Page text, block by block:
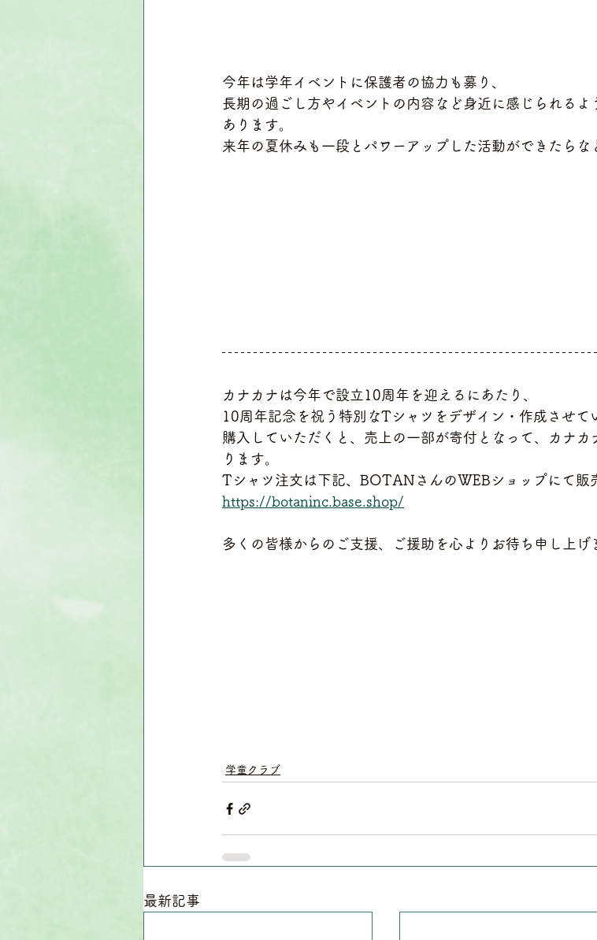
今年は学年イベントに保護者の協力も募り、
長期の過ごし方やイベントの内容など身近に感じられるよ
あります。
来年の夏休みも一段とパワーアップした活動ができたらな
カナカナは今年で設立10周年を迎えるにあたり、
10周年記念を祝う特別なTシャツをデザイン・作成させて
購入していただくと、売上の一部が寄付となって、カナ
ります。
Tシャツ注文は下記、BOTANさんのWEBショップにて販
https://botaninc.base.shop/
多くの皆様からのご支援、ご援助を心よりお待ち申し上
学童クラブ
最新記事